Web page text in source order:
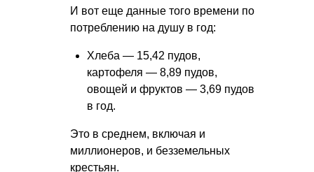
И вот еще данные того времени по
потреблению на душу в год:
Хлеба — 15,42 пудов,
картофеля — 8,89 пудов,
овощей и фруктов — 3,69 пудов
в год.
Это в среднем, включая и
миллионеров, и безземельных
крестьян.